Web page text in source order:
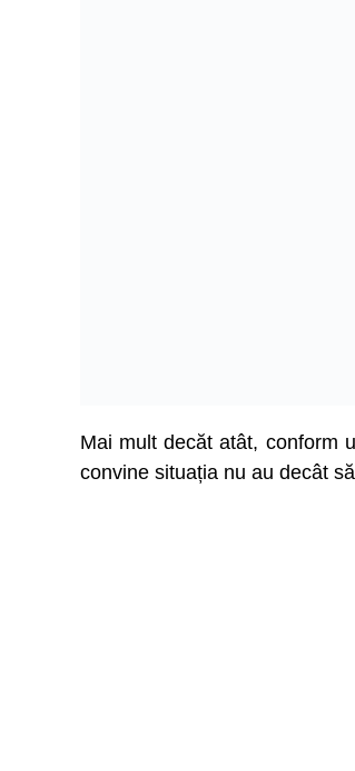
Mai mult decăt atât, conform
convine situația nu au decât